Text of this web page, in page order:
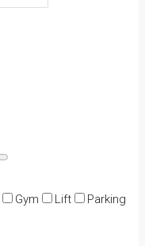
Gym Lift
Parking